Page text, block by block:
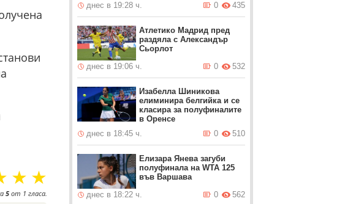
☆
☆
5от 1 гласа.
днес в 19:28 ч. 435
0
Атлетико Мадрид пред
раздяла с Александър
Сьорлот
днес в 19:06 ч.
532
0
Изабелла Шиникова
елиминира белгийка и се
класира за полуфиналите
в Оренсе
днес в 18:45 ч.
510
0
Елизара Янева загуби
полуфинала на WTA 125
във Варшава
днес в 18:22 ч.
562
0